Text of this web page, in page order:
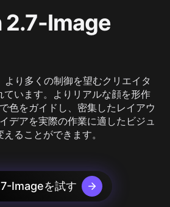
2.7-Image
り多くの制御を望むクリエイタ
ています。よりリアルな顔を形作
色をガイドし、密集したレイアウ
デアを実際の作業に適したビジュ
えることができます。
Imageを試す